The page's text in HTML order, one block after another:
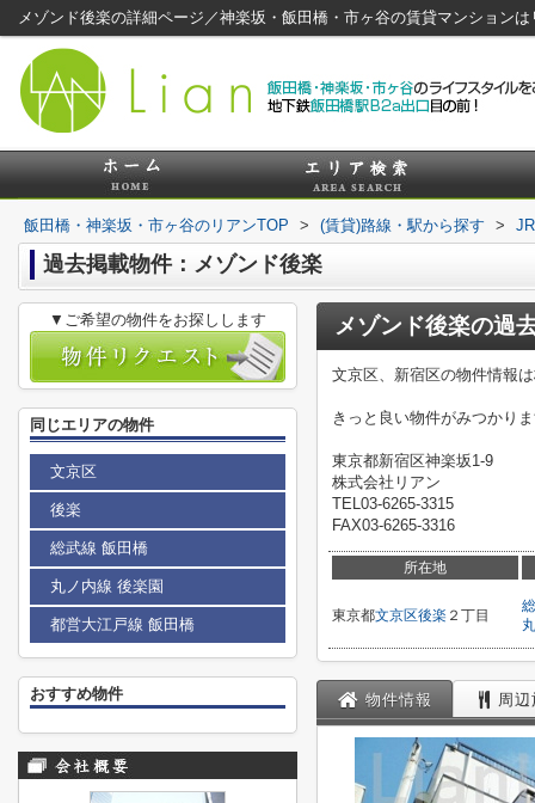
メゾンド後楽の詳細ページ／神楽坂・飯田橋・市ヶ谷の賃貸マンションは
飯田橋・神楽坂・市ヶ谷のリアンTOP > (賃貸)路線・駅から探す >
過去掲載物件：メゾンド後楽
メゾンド後楽の過
文京区、新宿区の物件情報
きっと良い物件がみつかり
東京都新宿区神楽坂1-9
株式会社リアン
TEL03-6265-3315
FAX03-6265-3316
所在地
東京都文京区後楽 ２丁目
物件情報 周
▼ご希望の物件をお探しします
同じエリアの物件
文京区
後楽
総武線 飯田橋
丸ノ内線 後楽園
都営大江戸線 飯田橋
おすすめ物件